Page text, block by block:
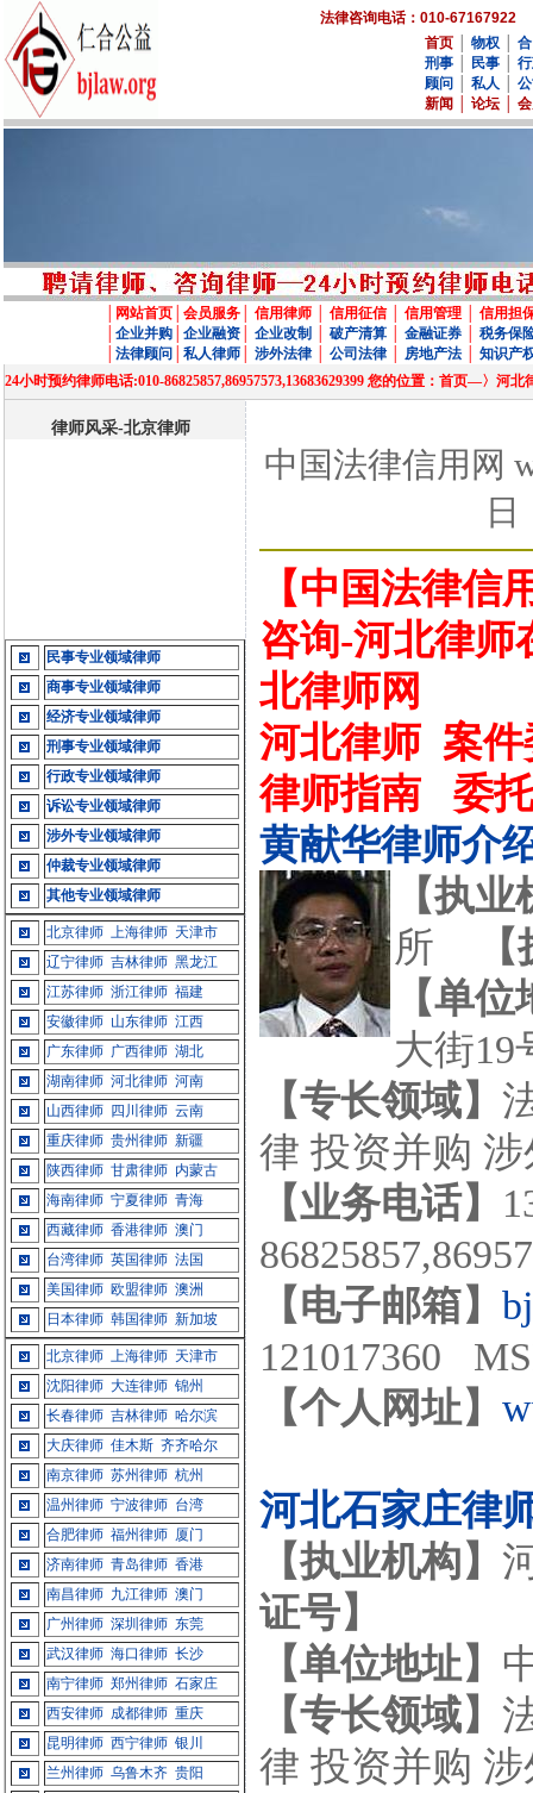
法律咨询电话：010-67167922
首页
物权
刑事
民事
顾问
私人
新闻
论坛
网站首页 会员服务 信用律师 信用征信 信用管理
信用担
企业并购 企业融资 企业改制 破产清算 金融证券
税务保
法律顾问 私人律师 涉外法律 公司法律 房地产法
知识产
24小时预约律师电话:010-86825857,86957573,13683629399 您的位置：首页—〉河
律师风采-北京律师
民事专业领域律师
商事专业领域律师
经济专业领域律师
刑事专业领域律师
行政专业领域律师
诉讼专业领域律师
涉外专业领域律师
仲裁专业领域律师
其他专业领域律师
北京律师 上海律师 天津市
辽宁律师 吉林律师 黑龙江
江苏律师 浙江律师 福建
安徽律师 山东律师 江西
广东律师 广西律师 湖北
湖南律师 河北律师 河南
山西律师
四川律师 云南
重庆律师 贵州律师 新疆
陕西律师 甘肃律师 内蒙古
海南律师 宁夏律师 青海
西藏律师 香港律师 澳门
台湾律师 英国律师 法国
美国律师 欧盟律师 澳洲
日本律师 韩国律师 新加坡
北京律师 上海律师 天津市
沈阳律师 大连律师 锦州
长春律师 吉林律师 哈尔滨
大庆律师 佳木斯 齐齐哈尔
南京律师 苏州律师 杭州
温州律师 宁波律师 台湾
合肥律师 福州律师 厦门
济南律师 青岛律师 香港
南昌律师 九江律师 澳门
广州律师 深圳律师 东莞
武汉律师 海口律师 长沙
南宁律师 郑州律师 石家庄
西安律师 成都律师 重庆
昆明律师 西宁律师 银川
兰州律师 乌鲁木齐 贵阳
中国法律信用网
【中国法律信
咨询-河北律师
北律师网
河北律师 案
律师指南
委
黄献华律师介
【执
所
【单
大街19
【专长领域】
律 投资并购
【业务电话】
【电子邮箱】
121017360
【个人网址】
河北石家庄律
【执业机构】
证号】
【单位地址】
【专长领域】
律 投资并购